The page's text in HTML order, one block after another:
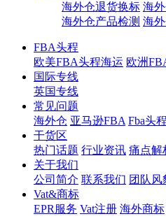
海外仓退货换标 海
海外仓产品检测 海
FBA头程
欧美FBA头程海运 欧洲
国际专线
英国专线
常见问题
海外仓 亚马逊FBA Fba头程
干货区
热门话题 行业资讯 痛点解
关于我们
公司简介 联系我们 团队风
Vat&商标
EPR服务 Vat注册 海外商标